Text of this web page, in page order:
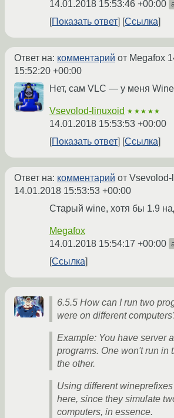
14.01.2018 15:53:46 +00:00
Показать ответ Ссылка
Ответ на: комментарий от Megafox
15:52:20 +00:00
Нет, сам VLC — у меня
Vsevolod-linuxoid ★★★★★
14.01.2018 15:53:53 +00:00
Показать ответ
Ссылка
Ответ на: комментарий от
14.01.2018 15:53:53 +00:00
Старый wine, хотя бы 1.9
Megafox
14.01.2018 15:54:17 +00:00
Ссылка
6.5.5 How can I run two
were on different
Example: You have server
programs. One won't run in
the other.
Using different
here, since they simulate
computers, in essence.